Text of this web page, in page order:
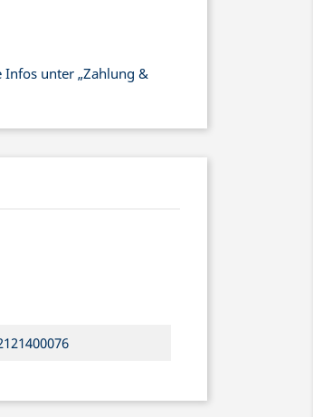
unter „Zahlung &